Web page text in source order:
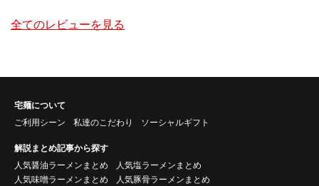
全てのレビューを見る
宅麺について
ご利用シーン
私達のこだわり ソーシャルギフト
解説まとめ記事から探す
人気醤油ラーメンまとめ
人気塩ラーメンまとめ
人気味噌ラーメンまとめ
人気豚骨ラーメンまとめ